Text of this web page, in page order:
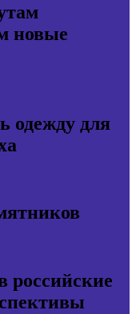
новые
одежду для
российские